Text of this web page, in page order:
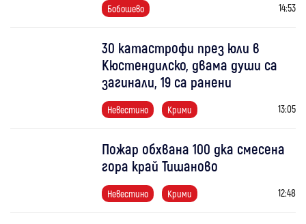
Бобошево 14:53
30 катастрофи през юли в
Кюстендилско, двама души са
загинали, 19 са ранени
Невестино Крими 13:05
Пожар обхвана 100 дка смесена
гора край Тишаново
Невестино Крими 12:48